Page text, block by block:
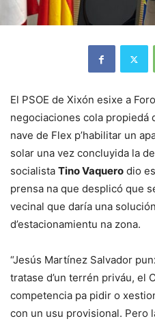
El PSOE de Xixón esixe a
negociaciones cola propiedá
nave de Flex p’habilitar un
solar una vez concluyida la
socialista Tino Vaquero dio
prensa na que desplicó que
vecinal que daría una
d’estacionamientu na zona.
“Jesús Martínez Salvador
tratase d’un terrén priváu, el
competencia pa pidir o
con un usu provisional. Pero